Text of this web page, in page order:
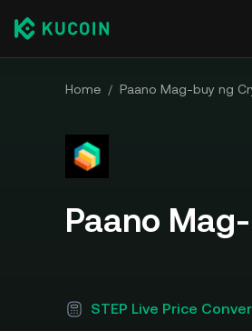
Home / Paano Mag-buy ng
Paano
STEP Live Price